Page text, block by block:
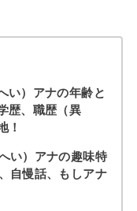
い）アナの年齢と
歴、職歴（異
！
い）アナの趣味特
自慢話、もしアナ